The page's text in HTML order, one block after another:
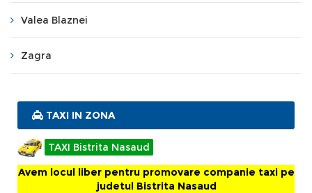
Valea Blaznei
Zagra
TAXI IN ZONA
TAXI Bistrita Nasaud
Avem locul liber pentru promovare companie taxi pe
judetul Bistrita Nasaud